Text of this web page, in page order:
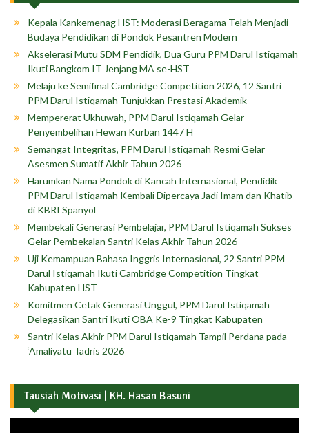
Kepala Kankemenag HST: Moderasi Beragama Telah Menjadi
Budaya Pendidikan di Pondok Pesantren Modern
Akselerasi Mutu SDM Pendidik, Dua Guru PPM Darul Istiqamah
Ikuti Bangkom IT Jenjang MA se-HST
Melaju ke Semifinal Cambridge Competition 2026, 12 Santri
PPM Darul Istiqamah Tunjukkan Prestasi Akademik
Mempererat Ukhuwah, PPM Darul Istiqamah Gelar
Penyembelihan Hewan Kurban 1447 H
Semangat Integritas, PPM Darul Istiqamah Resmi Gelar
Asesmen Sumatif Akhir Tahun 2026
Harumkan Nama Pondok di Kancah Internasional, Pendidik
PPM Darul Istiqamah Kembali Dipercaya Jadi Imam dan Khatib
di KBRI Spanyol
Membekali Generasi Pembelajar, PPM Darul Istiqamah Sukses
Gelar Pembekalan Santri Kelas Akhir Tahun 2026
Uji Kemampuan Bahasa Inggris Internasional, 22 Santri PPM
Darul Istiqamah Ikuti Cambridge Competition Tingkat
Kabupaten HST
Komitmen Cetak Generasi Unggul, PPM Darul Istiqamah
Delegasikan Santri Ikuti OBA Ke-9 Tingkat Kabupaten
Santri Kelas Akhir PPM Darul Istiqamah Tampil Perdana pada
‘Amaliyatu Tadris 2026
Tausiah Motivasi | KH. Hasan Basuni